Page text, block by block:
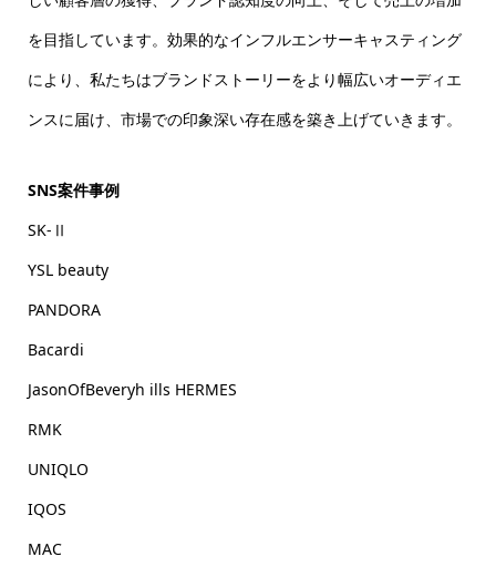
を目指しています。効果的なインフルエンサーキャスティング
により、私たちはブランドストーリーをより幅広いオーディエ
ンスに届け、市場での印象深い存在感を築き上げていきます。
SNS案件事例
SK-Ⅱ
YSL beauty
PANDORA
Bacardi
JasonOfBeveryh ills HERMES
RMK
UNIQLO
IQOS
MAC